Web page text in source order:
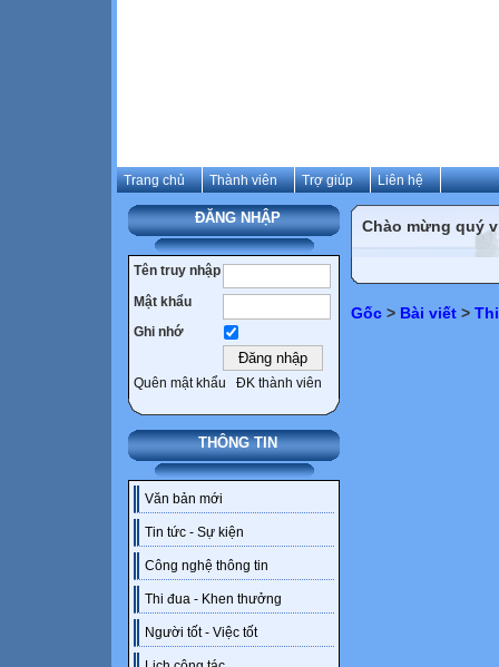
Trang chủ Thành viên Trợ giúp Liên hệ
ĐĂNG NHẬP
Tên truy nhập
Mật khẩu
Ghi nhớ
Quên mật khẩu ĐK thành viên
THÔNG TIN
Văn bản mới
Tin tức - Sự kiện
Công nghệ thông tin
Thi đua - Khen thưởng
Người tốt - Việc tốt
Chào mừng quý
Gốc > Bài viết >